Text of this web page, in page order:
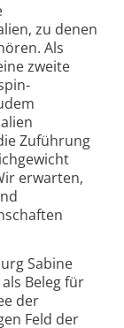
zu denen
Als
zweite
Zuführung
erwarten,
Sabine
Beleg für
der
Feld der